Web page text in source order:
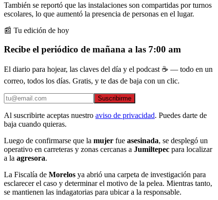
También se reportó que las instalaciones son compartidas por turnos
escolares, lo que aumentó la presencia de personas en el lugar.
📰 Tu edición de hoy
Recibe el periódico de mañana a las 7:00 am
El diario para hojear, las claves del día y el podcast ☕ — todo en un
correo, todos los días. Gratis, y te das de baja con un clic.
Suscribirme
Al suscribirte aceptas nuestro aviso de privacidad. Puedes darte de
baja cuando quieras.
Luego de confirmarse que la mujer fue asesinada, se desplegó un
operativo en carreteras y zonas cercanas a Jumiltepec para localizar
a la agresora.
La Fiscalía de Morelos ya abrió una carpeta de investigación para
esclarecer el caso y determinar el motivo de la pelea. Mientras tanto,
se mantienen las indagatorias para ubicar a la responsable.